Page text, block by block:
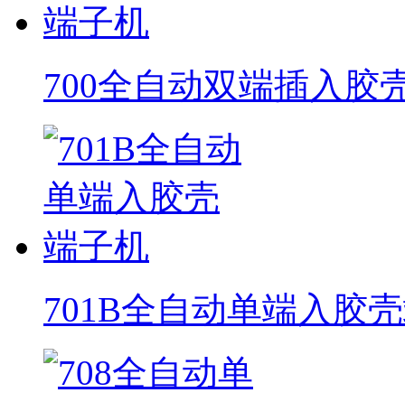
700全自动双端插入胶
701B全自动单端入胶